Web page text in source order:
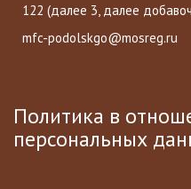
122 (далее 3, далее
mfc-podolskgo@mosreg.ru
Политика в
персональных